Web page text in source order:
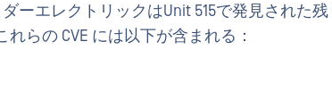
ーエレクトリックはUnit 515で発見された
れらの CVE には以下が含まれる：